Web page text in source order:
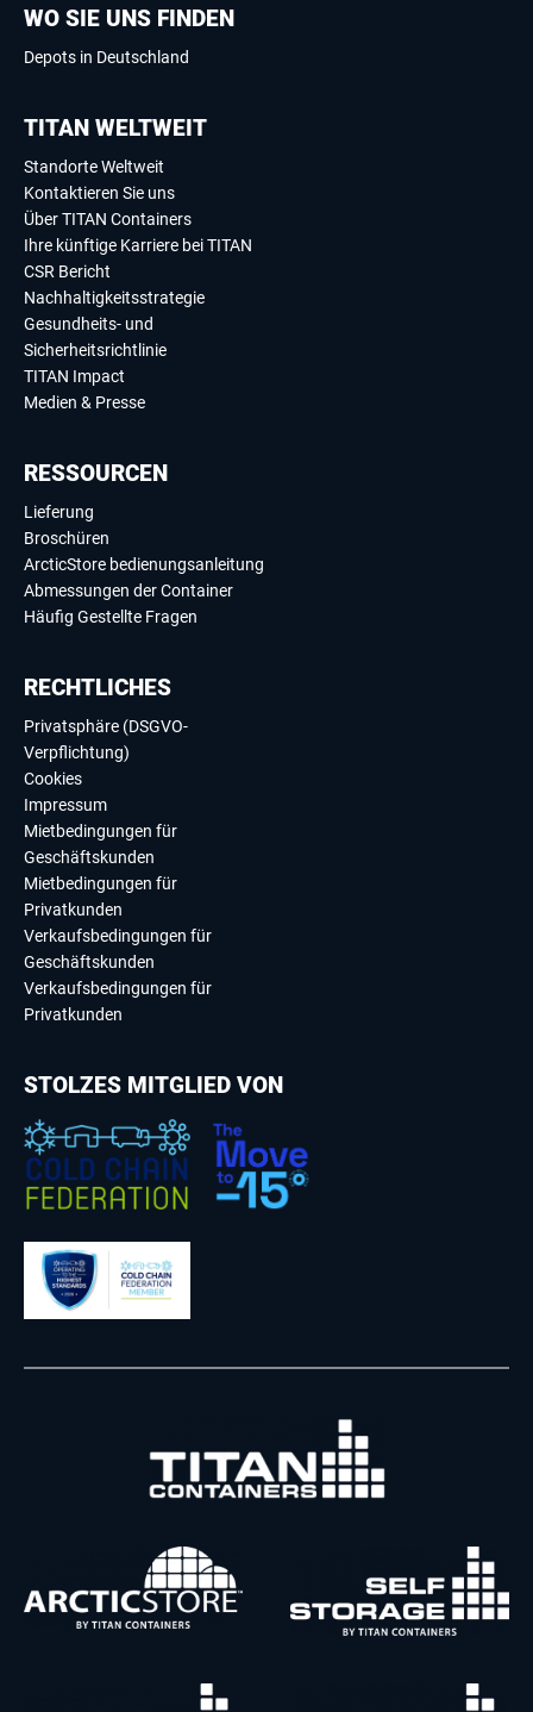
WO SIE UNS FINDEN
Depots in Deutschland
TITAN WELTWEIT
Standorte Weltweit
Kontaktieren Sie uns
Über TITAN Containers
Ihre künftige Karriere bei TITAN
CSR Bericht
Nachhaltigkeitsstrategie
Gesundheits- und
Sicherheitsrichtlinie
TITAN Impact
Medien & Presse
RESSOURCEN
Lieferung
Broschüren
ArcticStore bedienungsanleitung
Abmessungen der Container
Häufig Gestellte Fragen
RECHTLICHES
Privatsphäre (DSGVO-
Verpflichtung)
Cookies
Impressum
Mietbedingungen für
Geschäftskunden
Mietbedingungen für
Privatkunden
Verkaufsbedingungen für
Geschäftskunden
Verkaufsbedingungen für
Privatkunden
STOLZES MITGLIED VON